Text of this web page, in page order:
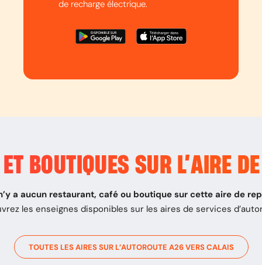
de recharge électrique.
BOUTIQUES SUR L’AIRE
a aucun restaurant, café ou boutique sur cette aire de
les enseignes disponibles sur les aires de services
TOUTES LES AIRES SUR L’AUTOROUTE A26VERS CALAIS